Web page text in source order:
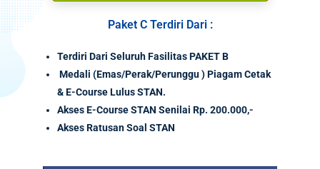
Paket C Terdiri Dari :
Terdiri Dari Seluruh Fasilitas PAKET B
Medali (Emas/Perak/Perunggu ) Piagam Cetak
& E-Course Lulus STAN.
AksesE-CourseSTAN Senilai Rp. 200.000,-
Akses Ratusan Soal STAN